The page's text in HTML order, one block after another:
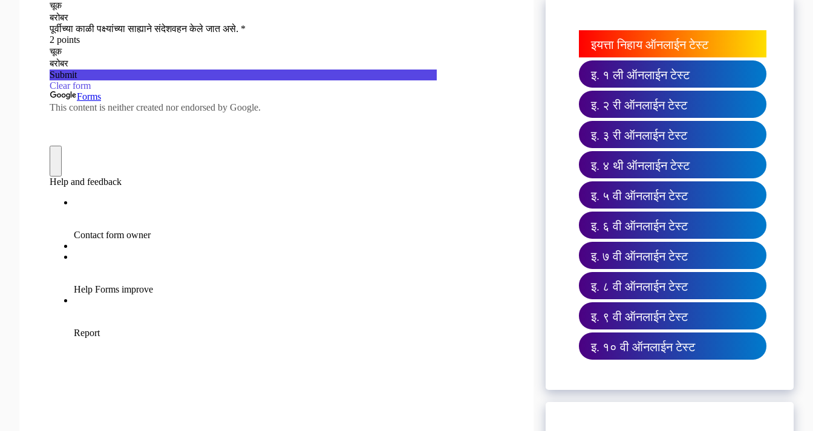
इयत्ता निहाय ऑनलाईन टेस्ट
इ. १ ली ऑनलाईन टेस्ट
इ. २ री ऑनलाईन टेस्ट
इ. ३ री ऑनलाईन टेस्ट
इ. ४ थी ऑनलाईन टेस्ट
इ. ५ वी ऑनलाईन टेस्ट
इ. ६ वी ऑनलाईन टेस्ट
इ. ७ वी ऑनलाईन टेस्ट
इ. ८ वी ऑनलाईन टेस्ट
इ. ९ वी ऑनलाईन टेस्ट
इ. १० वी ऑनलाईन टेस्ट